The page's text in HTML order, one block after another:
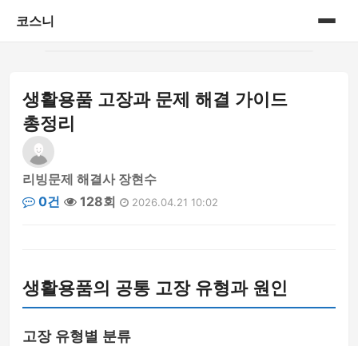
코스니
게시판
생활용품 고장과 문제 해결 가이드
총정리
리빙문제 해결사 장현수
0건
128회 2026.04.21 10:02
생활용품의 공통 고장 유형과 원인
고장 유형별 분류